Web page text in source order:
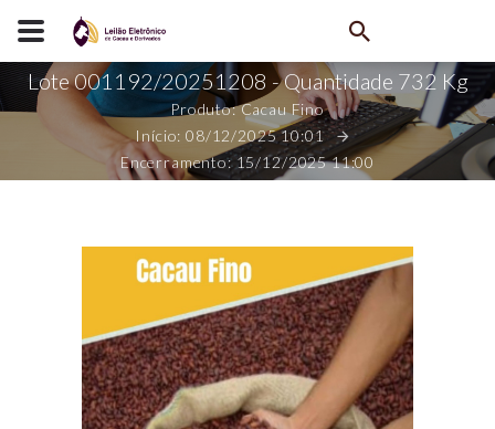
Lote 001192/20251208 - Quantidade 732 Kg
Produto: Cacau Fino
Início: 08/12/2025 10:01
Encerramento: 15/12/2025 11:00